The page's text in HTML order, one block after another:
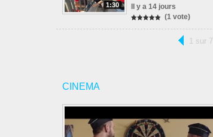
1:30
Il y a 14 jours
(1 vote)
1 sur 7
CINEMA